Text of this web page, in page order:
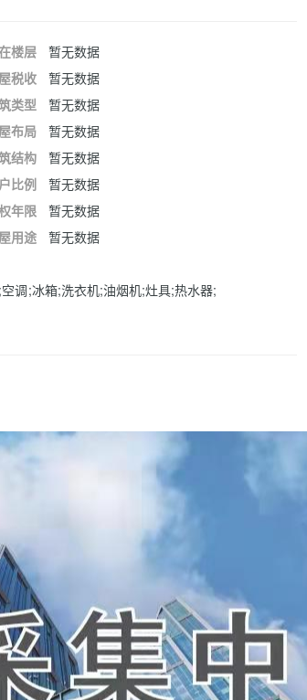
楼层
暂无数据
税收
暂无数据
类型
暂无数据
布局
暂无数据
结构
暂无数据
比例
暂无数据
年限
暂无数据
用途
暂无数据
调;冰箱;洗衣机;油烟机;灶具;热水器;